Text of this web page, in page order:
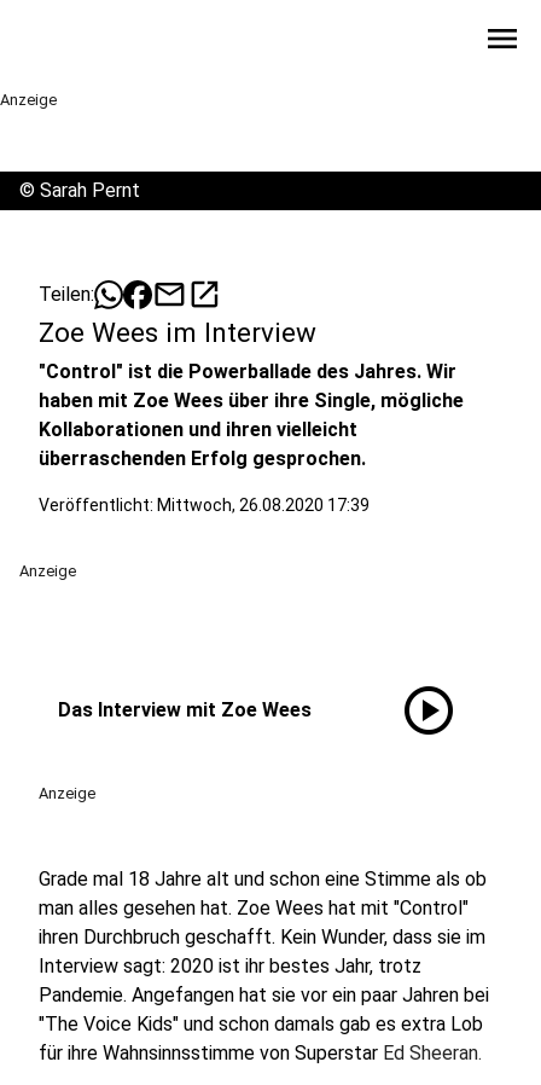
menu
Anzeige
© Sarah Pernt
Teilen: mailopen_in_new
Zoe Wees im Interview
"Control" ist die Powerballade des Jahres. Wir
haben mit Zoe Wees über ihre Single, mögliche
Kollaborationen und ihren vielleicht
überraschenden Erfolg gesprochen.
Veröffentlicht: Mittwoch, 26.08.2020 17:39
Anzeige
Das Interview mit Zoe Wees play_circle
Anzeige
Grade mal 18 Jahre alt und schon eine Stimme als ob
man alles gesehen hat. Zoe Wees hat mit "Control"
ihren Durchbruch geschafft. Kein Wunder, dass sie im
Interview sagt: 2020 ist ihr bestes Jahr, trotz
Pandemie. Angefangen hat sie vor ein paar Jahren bei
"The Voice Kids" und schon damals gab es extra Lob
für ihre Wahnsinnsstimme von Superstar Ed Sheeran.